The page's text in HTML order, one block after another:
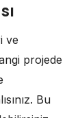
ve
projede
Bu